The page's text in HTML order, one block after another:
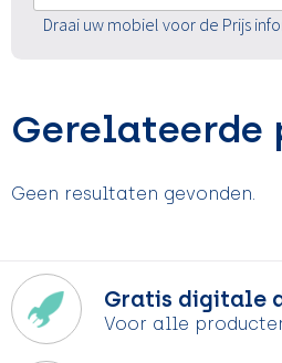
Draai uw mobiel voor de Prijs
Gerelateerde
Geen resultaten gevonden.
Gratis digitale
Voor alle